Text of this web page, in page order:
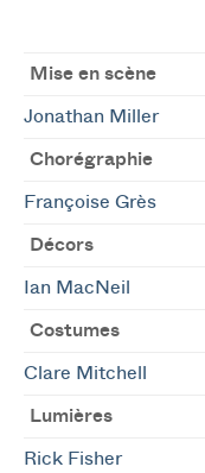
Mise en scène
Jonathan Miller
Chorégraphie
Françoise Grès
Décors
Ian MacNeil
Costumes
Clare Mitchell
Lumières
Rick Fisher